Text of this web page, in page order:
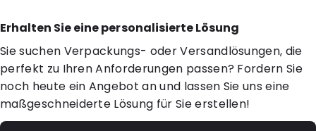
Erhalten Sie eine personalisierte Lösung
Sie suchen Verpackungs- oder Versandlösungen, die
perfekt zu Ihren Anforderungen passen? Fordern Sie
noch heute ein Angebot an und lassen Sie uns eine
maßgeschneiderte Lösung für Sie erstellen!